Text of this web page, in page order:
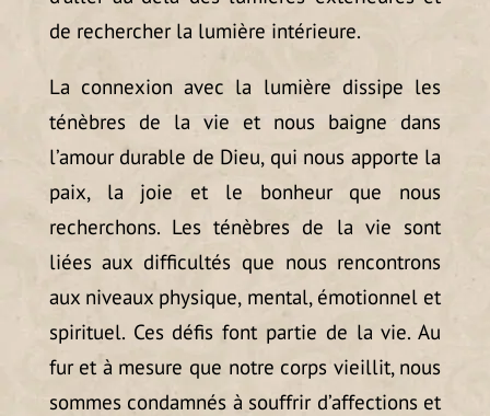
de rechercher la lumière intérieure.
La connexion avec la lumière dissipe les
ténèbres de la vie et nous baigne dans
l’amour durable de Dieu, qui nous apporte la
paix, la joie et le bonheur que nous
recherchons. Les ténèbres de la vie sont
liées aux difficultés que nous rencontrons
aux niveaux physique, mental, émotionnel et
spirituel. Ces défis font partie de la vie. Au
fur et à mesure que notre corps vieillit, nous
sommes condamnés à souffrir d’affections et